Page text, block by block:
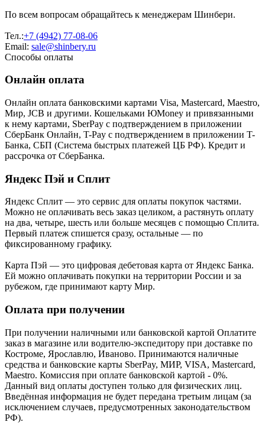
По всем вопросам обращайтесь к менеджерам Шинбери.
Тел.:+7 (4942) 77-08-06
Email: sale@shinbery.ru
Способы оплаты
Онлайн оплата
Онлайн оплата банковскими картами Visa, Mastercard, Maestro,
Мир, JCB и другими. Кошельками ЮMoney и привязанными
к нему картами, SberPay с подтверждением в приложении
СберБанк Онлайн, T-Pay с подтверждением в приложении T-
Банка, СБП (Система быстрых платежей ЦБ РФ). Кредит и
рассрочка от СберБанка.
Яндекс Пэй и Сплит
Яндекс Cплит — это сервис для оплаты покупок частями.
Можно не оплачивать весь заказ целиком, а растянуть оплату
на два, четыре, шесть или больше месяцев с помощью Сплита.
Первый платеж спишется сразу, остальные — по
фиксированному графику.
Карта Пэй — это цифровая дебетовая карта от Яндекс Банка.
Ей можно оплачивать покупки на территории России и за
рубежом, где принимают карту Мир.
Оплата при получении
При получении наличными или банковской картой Оплатите
заказ в магазине или водителю-экспедитору при доставке по
Костроме, Ярославлю, Иваново. Принимаются наличные
средства и банковские карты SberPay, МИР, VISA, Mastercard,
Maestro. Комиссия при оплате банковской картой - 0%.
Данный вид оплаты доступен только для физических лиц.
Введённая информация не будет передана третьим лицам (за
исключением случаев, предусмотренных законодательством
РФ).